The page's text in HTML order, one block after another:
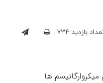
بازدید:۷۳۴
ها